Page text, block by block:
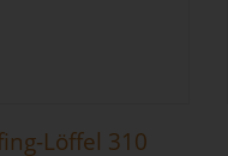
Löffel 310